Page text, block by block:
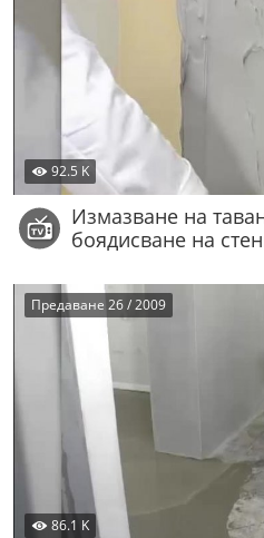
92.5 K
Измазване на
боядисване на
86.1 K
Предаване 26 / 2009